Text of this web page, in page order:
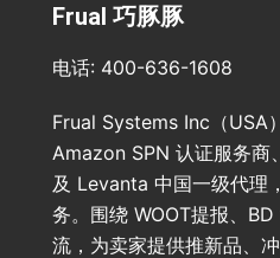
Frual 巧豚豚
电话: 400-636-1608
Frual Systems Inc（USA
Amazon SPN 认证服务商
及 Levanta 中国一级代理
务。围绕 WOOT提报、
流，为卖家提供推新品、